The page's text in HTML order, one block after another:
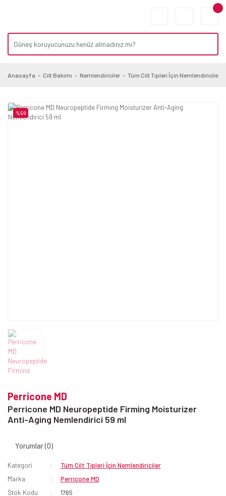
Anasayfa Cilt Bakımı Nemlendiriciler Tüm Cilt Tipleri İçin Nemlendiriciler
%50
Perricone MD
Perricone MD Neuropeptide Firming Moisturizer
Anti-Aging Nemlendirici 59 ml
Yorumlar (0)
Kategori
Tüm Cilt Tipleri İçin Nemlendiriciler
Marka
Perricone MD
Stok Kodu
1765